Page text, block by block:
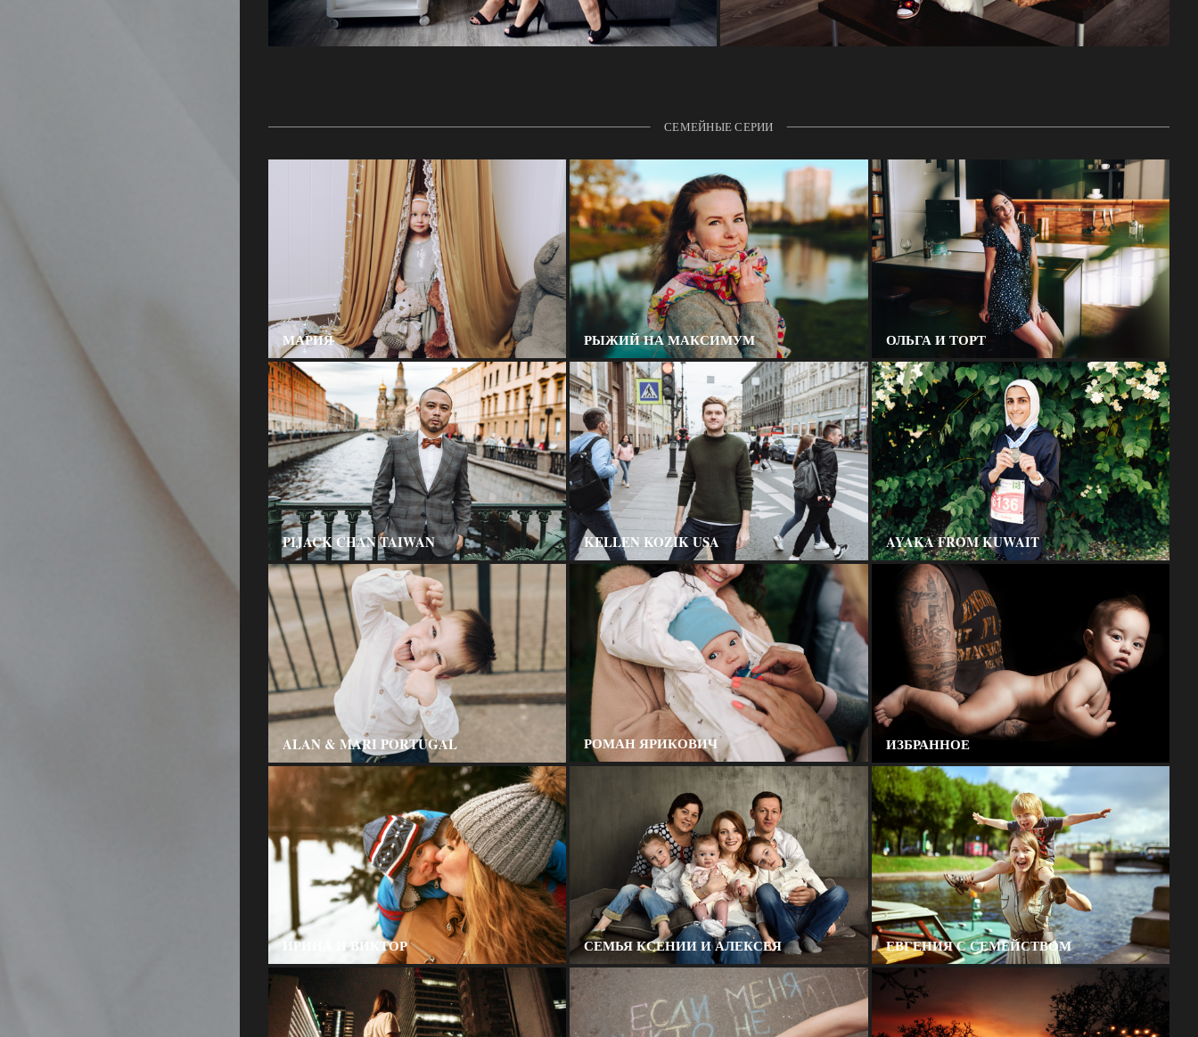
СЕМЕЙНЫЕ СЕРИИ
МАРИЯ РЫЖИЙ НА МАКСИМУМ ОЛЬГА И ТОРТ
PIJACK CHAN TAIWAN KELLEN KOZIK USA AYAKA FROM KUWAIT
ALAN & MARI PORTUGAL РОМАН ЯРИКОВИЧ ИЗБРАННОЕ
ИРИНА И ВИКТОР СЕМЬЯ КСЕНИИ И АЛЕКСЕЯ ЕВГЕНИЯ С СЕМЕЙСТВОМ